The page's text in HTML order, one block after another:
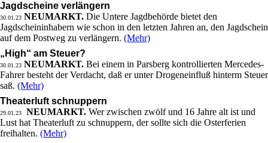
Jagdscheine verlängern
30.01.23 NEUMARKT. Die Untere Jagdbehörde bietet den
Jagdscheininhabern wie schon in den letzten Jahren an, den Jagdschein
auf dem Postweg zu verlängern. (Mehr)
„High“ am Steuer?
30.01.23 NEUMARKT. Bei einem in Parsberg kontrollierten Mercedes-
Fahrer besteht der Verdacht, daß er unter Drogeneinfluß hinterm Steuer
saß. (Mehr)
Theaterluft schnuppern
29.01.23 NEUMARKT. Wer zwischen zwölf und 16 Jahre alt ist und
Lust hat Theaterluft zu schnuppern, der sollte sich die Osterferien
freihalten. (Mehr)